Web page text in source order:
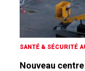
SANTÉ & SÉCURITÉ
Nouveau